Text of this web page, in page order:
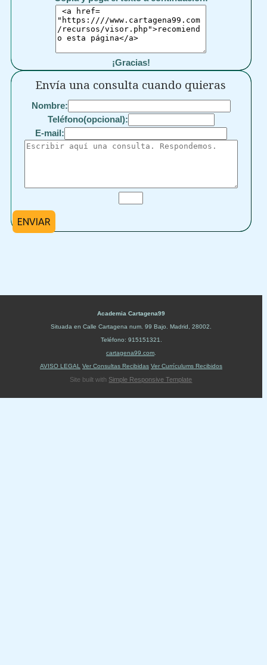
¡Gracias!
Envía una consulta cuando quieras
Nombre:
Teléfono(opcional):
E-mail:
ENVIAR
Academia Cartagena99
Situada en Calle Cartagena num. 99 Bajo Madrid 28002
Teléfono: 915151321
cartagena99.com
AVISO LEGAL
Ver Consultas Recibidas Ver Currículums Recibidos
Site built with Simple Responsive Template